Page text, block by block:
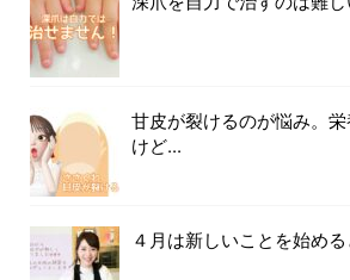
甘皮が裂けるのが悩み。
けど...
４月は新しいことを始め